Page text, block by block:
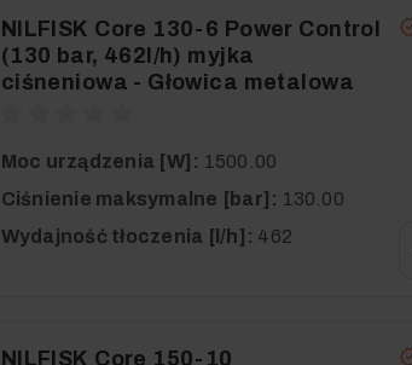
NILFISK Core 130-6 Power Control
(130 bar, 462l/h) myjka
ciśneniowa - Głowica metalowa
Moc urządzenia [W]: 1500.00
Ciśnienie maksymalne [bar]: 130.00
Wydajność tłoczenia [l/h]: 462
NILFISK Core 150-10